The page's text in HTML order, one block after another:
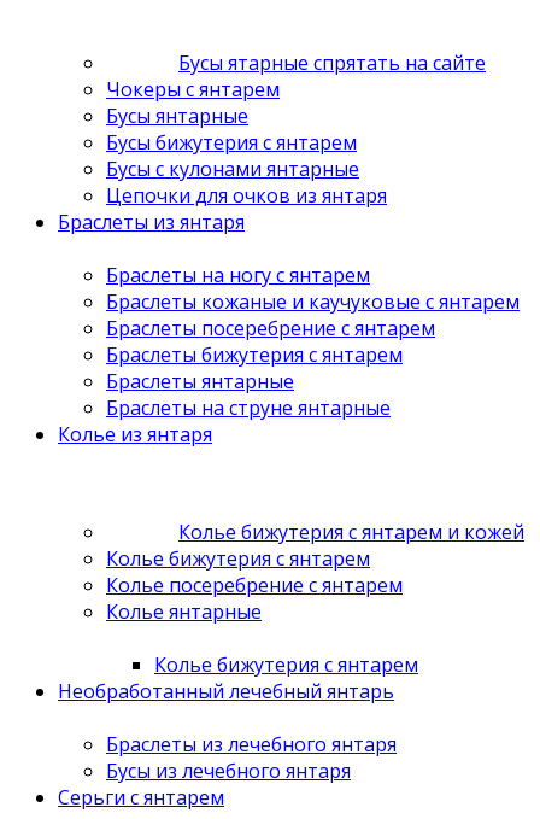
Бусы ятарные спрятать на сайте
Чокеры с янтарем
Бусы янтарные
Бусы бижутерия с янтарем
Бусы с кулонами янтарные
Цепочки для очков из янтаря
Браслеты из янтаря
Браслеты на ногу с янтарем
Браслеты кожаные и каучуковые с янтарем
Браслеты посеребрение с янтарем
Браслеты бижутерия с янтарем
Браслеты янтарные
Браслеты на струне янтарные
Колье из янтаря
Колье бижутерия с янтарем и кожей
Колье бижутерия с янтарем
Колье посеребрение с янтарем
Колье янтарные
Колье бижутерия с янтарем
Необработанный лечебный янтарь
Браслеты из лечебного янтаря
Бусы из лечебного янтаря
Серьги с янтарем